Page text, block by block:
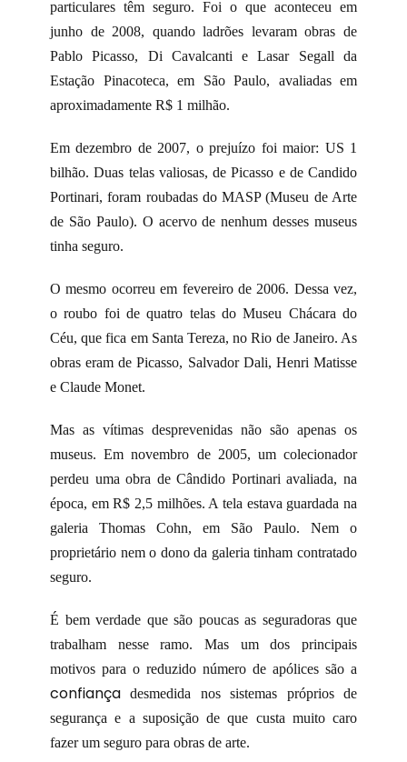
particulares têm seguro. Foi o que aconteceu em
junho de 2008, quando ladrões levaram obras de
Pablo Picasso, Di Cavalcanti e Lasar Segall da
Estação Pinacoteca, em São Paulo, avaliadas em
aproximadamente R$ 1 milhão.
Em dezembro de 2007, o prejuízo foi maior: US 1
bilhão. Duas telas valiosas, de Picasso e de Candido
Portinari, foram roubadas do MASP (Museu de Arte
de São Paulo). O acervo de nenhum desses museus
tinha seguro.
O mesmo ocorreu em fevereiro de 2006. Dessa vez,
o roubo foi de quatro telas do Museu Chácara do
Céu, que fica em Santa Tereza, no Rio de Janeiro. As
obras eram de Picasso, Salvador Dali, Henri Matisse
e Claude Monet.
Mas as vítimas desprevenidas não são apenas os
museus. Em novembro de 2005, um colecionador
perdeu uma obra de Cândido Portinari avaliada, na
época, em R$ 2,5 milhões. A tela estava guardada na
galeria Thomas Cohn, em São Paulo. Nem o
proprietário nem o dono da galeria tinham contratado
seguro.
É bem verdade que são poucas as seguradoras que
trabalham nesse ramo. Mas um dos principais
motivos para o reduzido número de apólices são a
confiança desmedida nos sistemas próprios de
segurança e a suposição de que custa muito caro
fazer um seguro para obras de arte.